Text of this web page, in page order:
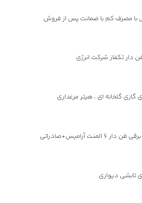
با مصرف کم با ضمانت پس از فروش
دار تکفاز شرکت انرژی
گلخانه ای ، هیتر مرغداری
المنت آرامیس+صادراتی
تابشی دیواری